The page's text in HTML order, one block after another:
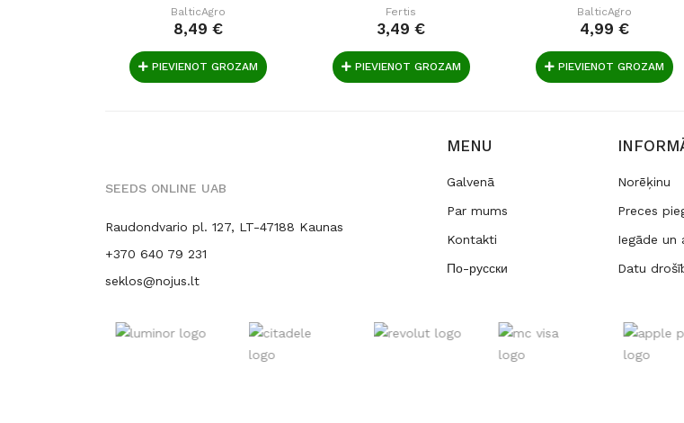
BalticAgro
8,49 €
PIEVIENOT GROZAM
Fertis
3,49 €
PIEVIENOT GROZAM
BalticAgro
4,99 €
PIEVIENOT GROZAM
SEEDS ONLINE UAB
Raudondvario pl. 127, LT-47188 Kaunas
+370 640 79 231
seklos@nojus.lt
MENU
Galvenā
Par mums
Kontakti
По-русски
Norēķinu
Preces
Iegāde un
Datu